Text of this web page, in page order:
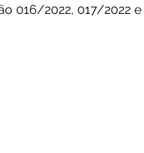
016/2022, 017/2022 e